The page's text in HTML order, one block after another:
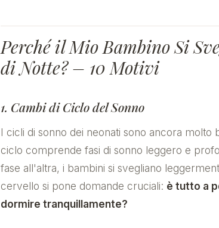
Perché il Mio Bambino Si
di Notte? – 10 Motivi
1. Cambi di Ciclo del Sonno
I cicli di sonno dei neonati sono ancora molto
ciclo comprende fasi di sonno leggero e
fase all'altra, i bambini si svegliano
cervello si pone domande cruciali: è tutto a
dormire tranquillamente?